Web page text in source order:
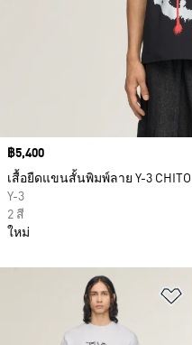
Price
฿5,400
เสื้อยืดแขนสั้นพิมพ์ลาย Y-3 CHITO
Y-3
2 สี
ใหม่